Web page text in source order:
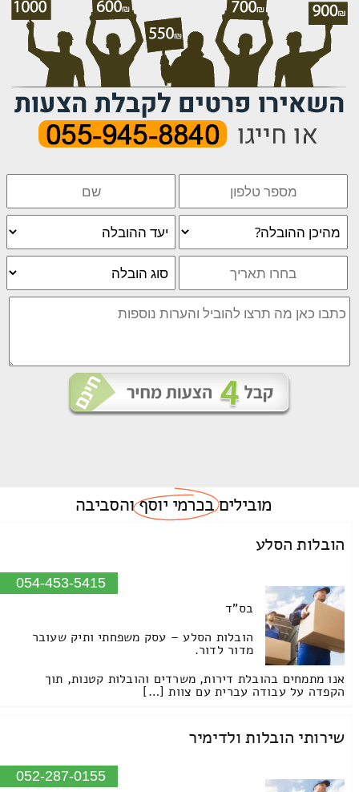
מוביליםבכרמי יוסףוהסביבה
הובלות הסלע
054-453-5415
בס"ד
הובלות הסלע – עסק משפחתי ותיק שעובר
מדור לדור.
אנו מתמחים בהובלת דירות, משרדים והובלות קטנות, תוך
הקפדה על עבודה עברית עם צוות […]
שירותי הובלות ולדימיר
052-287-0155